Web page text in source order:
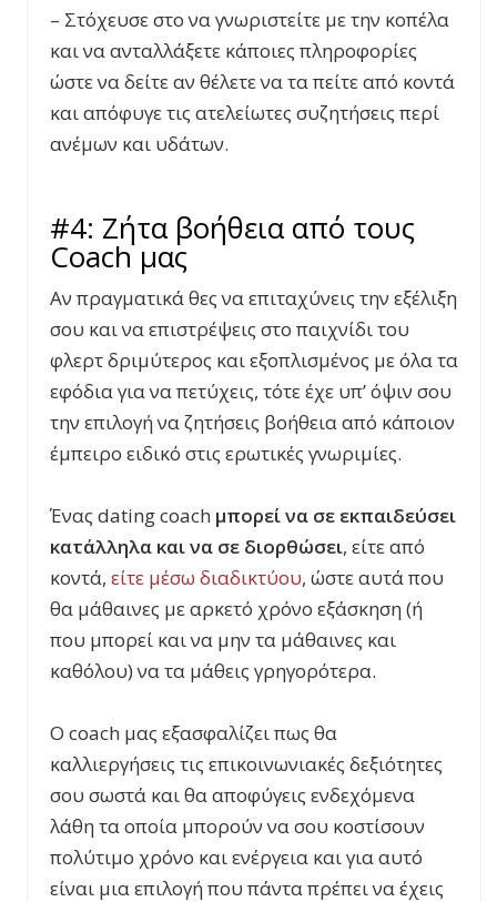
– Στόχευσε στο να γνωριστείτε με την κοπέλα
και να ανταλλάξετε κάποιες πληροφορίες
ώστε να δείτε αν θέλετε να τα πείτε από κοντά
και απόφυγε τις ατελείωτες συζητήσεις περί
ανέμων και υδάτων.
#4: Ζήτα βοήθεια από τους
Coach μας
Αν πραγματικά θες να επιταχύνεις την εξέλιξη
σου και να επιστρέψεις στο παιχνίδι του
φλερτ δριμύτερος και εξοπλισμένος με όλα τα
εφόδια για να πετύχεις, τότε έχε υπ’ όψιν σου
την επιλογή να ζητήσεις βοήθεια από κάποιον
έμπειρο ειδικό στις ερωτικές γνωριμίες.
Ένας dating coach μπορεί να σε εκπαιδεύσει
κατάλληλα και να σε διορθώσει, είτε από
κοντά, είτε μέσω διαδικτύου, ώστε αυτά που
θα μάθαινες με αρκετό χρόνο εξάσκηση (ή
που μπορεί και να μην τα μάθαινες και
καθόλου) να τα μάθεις γρηγορότερα.
Ο coach μας εξασφαλίζει πως θα
καλλιεργήσεις τις επικοινωνιακές δεξιότητες
σου σωστά και θα αποφύγεις ενδεχόμενα
λάθη τα οποία μπορούν να σου κοστίσουν
πολύτιμο χρόνο και ενέργεια και για αυτό
είναι μια επιλογή που πάντα πρέπει να έχεις